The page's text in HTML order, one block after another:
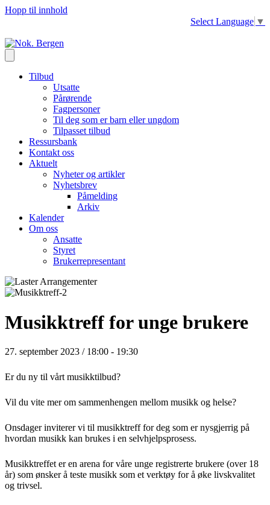
Hopp til innhold
Select Language ▼
Tilbud
Utsatte
Pårørende
Fagpersoner
Til deg som er barn eller ungdom
Tilpasset tilbud
Ressursbank
Kontakt oss
Aktuelt
Nyheter og artikler
Nyhetsbrev
Påmelding
Arkiv
Kalender
Om oss
Ansatte
Styret
Brukerrepresentant
Musikktreff for unge brukere
27. september 2023 / 18:00 - 19:30
Er du ny til vårt musikktilbud?
Vil du vite mer om sammenhengen mellom musikk og helse?
Onsdager inviterer vi til musikktreff for deg som er nysgjerrig på
hvordan musikk kan brukes i en selvhjelpsprosess.
Musikktreffet er en arena for våre unge registrerte brukere (over 18
år) som ønsker å teste musikk som et verktøy for å øke livskvalitet
og trivsel.